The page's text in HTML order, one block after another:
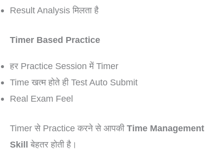
Result Analysis मिलता है
Timer Based Practice
हर Practice Session में Timer
Time खत्म होते ही Test Auto Submit
Real Exam Feel
Timer से Practice करने से आपकीTime Management
Skill बेहतर होती है।